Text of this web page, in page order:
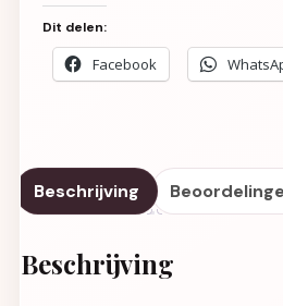
Dit delen:
Facebook
Beschrijving
Beschrijving